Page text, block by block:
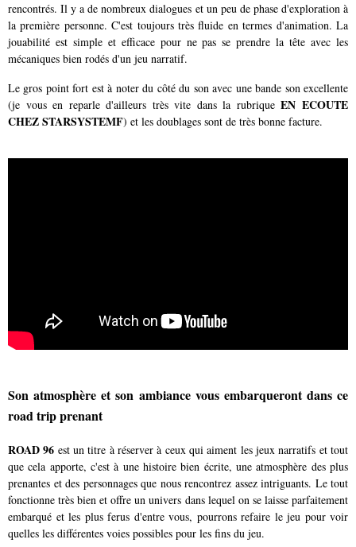
rencontrés. Il y a de nombreux dialogues et un peu de phase d'exploration à
la première personne. C'est toujours très fluide en termes d'animation. La
jouabilité est simple et efficace pour ne pas se prendre la tête avec les
mécaniques bien rodés d'un jeu narratif.
Le gros point fort est à noter du côté du son avec une bande son excellente
(je vous en reparle d'ailleurs très vite dans la rubriqueEN ECOUTE
CHEZ STARSYSTEMF) et les doublages sont de très bonne facture.
Son atmosphère et son ambiance vous embarqueront dans ce
road trip prenant
ROAD 96 est un titre à réserver à ceux qui aiment les jeux narratifs et tout
que cela apporte, c'est à une histoire bien écrite, une atmosphère des plus
prenantes et des personnages que nous rencontrez assez intriguants. Le tout
fonctionne très bien et offre un univers dans lequel on se laisse parfaitement
embarqué et les plus ferus d'entre vous, pourrons refaire le jeu pour voir
quelles les différentes voies possibles pour les fins du jeu.